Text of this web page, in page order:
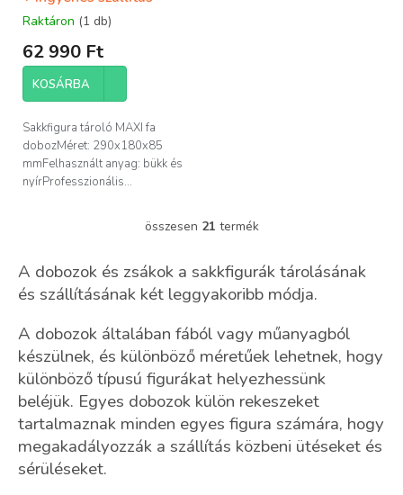
Raktáron (1 db)
62 990 Ft
KOSÁRBA
Sakkfigura tároló MAXI fa
dobozMéret: 290x180x85
mmFelhasznált anyag: bükk és
nyírProfesszionális...
L
s
a
r
á
n
y
í
t
á
s
összesen 21 termék
A dobozok és zsákok a sakkfigurák tárolásának
és szállításának két leggyakoribb módja.
A dobozok általában fából vagy műanyagból
készülnek, és különböző méretűek lehetnek, hogy
különböző típusú figurákat helyezhessünk
beléjük. Egyes dobozok külön rekeszeket
tartalmaznak minden egyes figura számára, hogy
megakadályozzák a szállítás közbeni ütéseket és
sérüléseket.